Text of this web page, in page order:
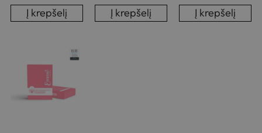
Į krepšelį Į krepšelį Į krepšelį